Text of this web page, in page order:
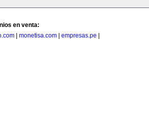
en venta:
monetisa.com empresas.pe